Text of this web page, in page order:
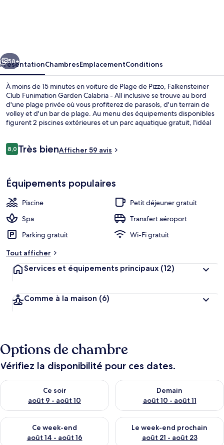
Calabria
-
All
inclusive
Suivant
58+
PrésentationChambresEmplacementConditions
À moins de 15 minutes en voiture de Plage de Pizzo, Falkensteiner
Club Funimation Garden Calabria - All inclusive se trouve au bord
d'une plage privée où vous profiterez de parasols, d'un terrain de
volley et d'un bar de plage. Au menu des équipements disponibles
figurent 2 piscines extérieures et un parc aquatique gratuit, l'idéal
visage et des soins corporels. L'établissement Il Giardino, l'un des 4
avantages de cet hébergement tout inclus, on trouve un club pour
enfants (gratuit), un bar en bord de piscine et une salle de fitness,
Avis
voyageurs
8,08,0 sur 10
Très bienAfficher 59 avis
Équipements populaires
Piscine
Petit déjeuner gratuit
Spa
Transfert aéroport
Parking gratuit
Wi-Fi gratuit
Tout afficher
Services et équipements principaux (12)
Comme à la maison (6)
Options de chambre
Vérifiez la disponibilité pour ces dates.
Ce soir
août 9 - août 10
Vérifier la disponibilité pour ce soir août 9 - août 10
Demain
août 10 - août 11
Vérifier la disponibilité pour
Ce week-end
août 14 - août 16
Vérifier la disponibilité pour ce week-end août 14 - août 16
Le week-end prochain
août 21 - août 23
Vérifier la disponibilité pour